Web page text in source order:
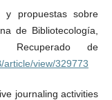
y propuestas sobre
de Bibliotecología,
de
article/view/329773
journaling activities